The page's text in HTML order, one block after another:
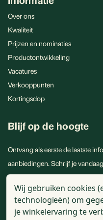
functie en helpt bij het
gemoedstoestand, vooral in
Over ons
Kwaliteit
Prijzen en nominaties
Productontwikkeling
Vacatures
Verkooppunten
Kortingsdop
Blijf op de hoogte
Ontvang als eerste de laatste
aanbiedingen. Schrijf je
E-
mailadres
Wij gebruiken cookies
technologieën) om
je winkelervaring te